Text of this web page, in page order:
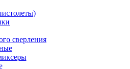
сверления